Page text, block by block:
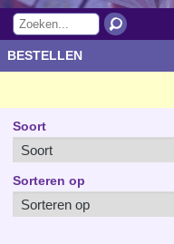
BESTELLEN
Soort
Sorteren op